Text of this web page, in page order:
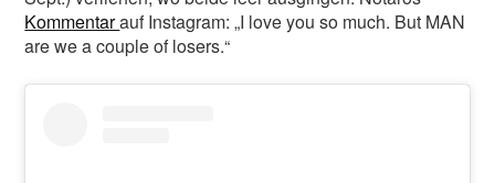
Kommentarauf Instagram: „I love you so much. But MAN
are we a couple of losers.“